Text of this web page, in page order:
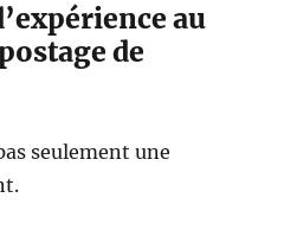
au
de
seulement une